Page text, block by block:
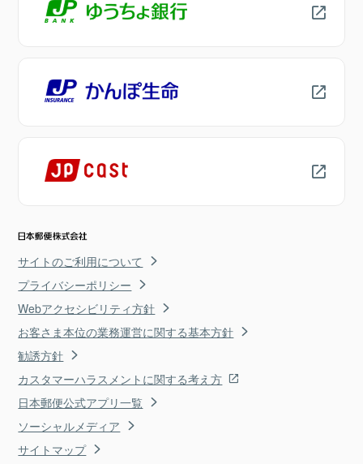
サイトのご利用について
プライバシーポリシー
Webアクセシビリティ方針
お客さま本位の業務運営に関する基本方針
勧誘方針
カスタマーハラスメントに関する考え方
日本郵便公式アプリ一覧
ソーシャルメディア
サイトマップ